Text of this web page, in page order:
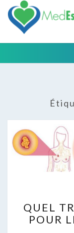
QUEL
POUR